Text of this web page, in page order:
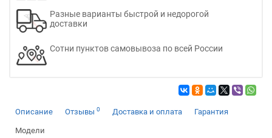
Разные варианты быстрой и недорогой
доставки
Сотни пунктов самовывоза по всей России
Описание Отзывы 0 Доставка и оплата Гарантия
Модели